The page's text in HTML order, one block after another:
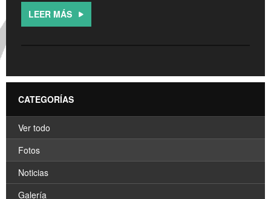
CROATIALEER MÁS
CATEGORÍAS
Ver todo
Fotos
Noticias
Galería